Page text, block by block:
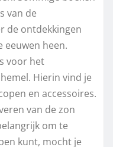
van de
de ontdekkingen
heen.
voor het
Hierin vind je
en accessoires.
van de zon
om te
kunt, mocht je